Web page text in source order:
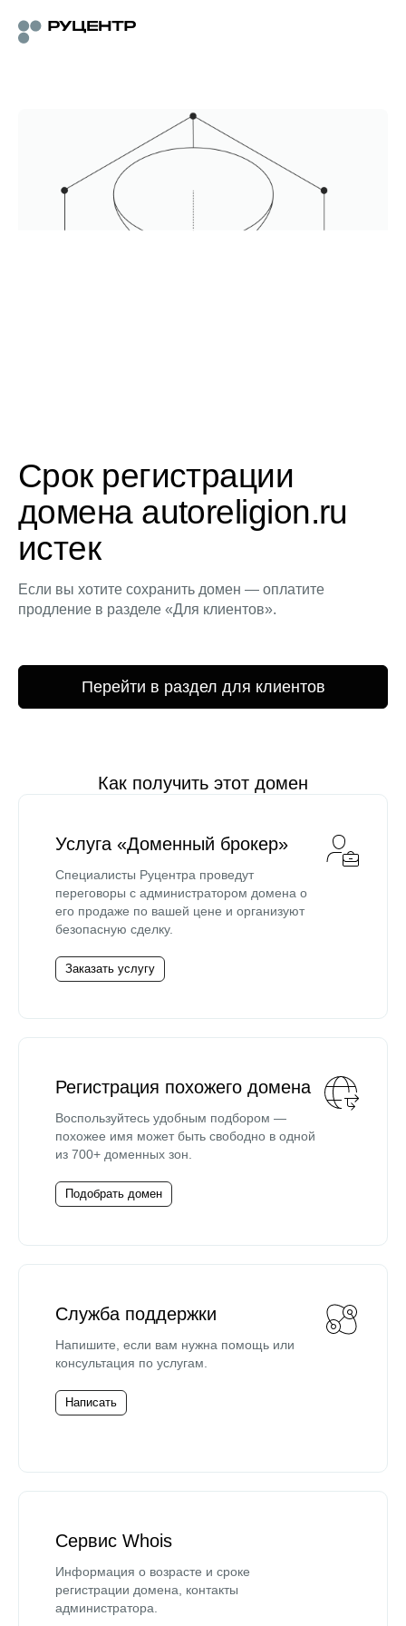
Срок регистрации
домена autoreligion.ru
истек
Если вы хотите сохранить домен — оплатите
продление в разделе «Для клиентов».
Перейти в раздел для клиентов
Как получить этот домен
Услуга «Доменный брокер»
Специалисты Руцентра проведут
переговоры с администратором домена о
его продаже по вашей цене и организуют
безопасную сделку.
Заказать услугу
Регистрация похожего домена
Воспользуйтесь удобным подбором —
похожее имя может быть свободно в одной
из 700+ доменных зон.
Подобрать домен
Служба поддержки
Напишите, если вам нужна помощь или
консультация по услугам.
Написать
Сервис Whois
Информация о возрасте и сроке
регистрации домена, контакты
администратора.